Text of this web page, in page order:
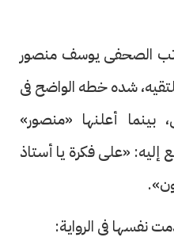
الصحفى يوسف منصور
شده خطه الواضح فى
بينما أعلنها «منصور»
إليه: «على فكرة يا أستاذ
نفسها فى الرواية: